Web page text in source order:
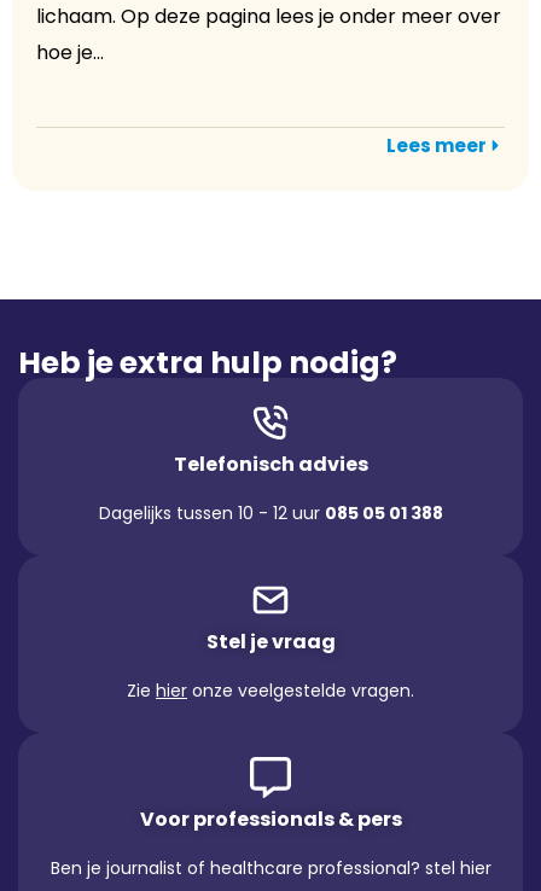
lichaam. Op deze pagina lees je onder meer over
hoe je...
Lees meer
Heb je extra hulp nodig?
Telefonisch advies
Dagelijks tussen 10 - 12 uur 085 05 01 388
Stel je vraag
Zie hier onze veelgestelde vragen.
Voor professionals & pers
Ben je journalist of healthcare professional? stel hier